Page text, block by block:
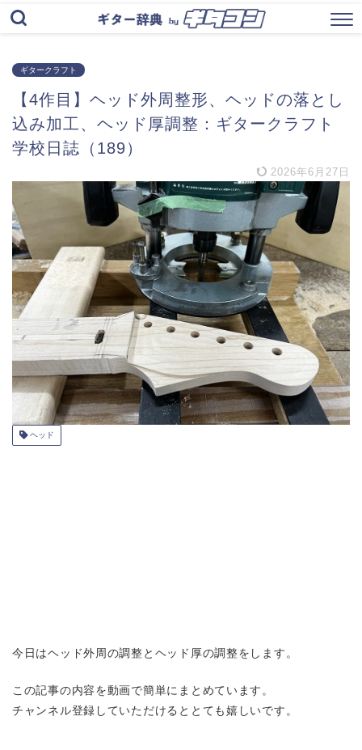
ギタークラフト
【4作目】ヘッド外周整形、ヘッドの落とし
込み加工、ヘッド厚調整：ギタークラフト
学校日誌（189）
2026年6月27日
ヘッド
今日はヘッド外周の調整とヘッド厚の調整をします。
この記事の内容を動画で簡単にまとめています。
チャンネル登録していただけるととても嬉しいです。